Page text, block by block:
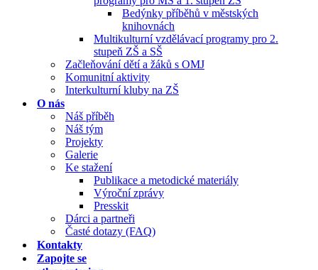
Bedýnky příběhů v městských
knihovnách
Multikulturní vzdělávací programy pro 2.
stupeň ZŠ a SŠ
Začleňování dětí a žáků s OMJ
Komunitní aktivity
Interkulturní kluby na ZŠ
O nás
Náš příběh
Náš tým
Projekty
Galerie
Ke stažení
Publikace a metodické materiály
Výroční zprávy
Presskit
Dárci a partneři
Časté dotazy (FAQ)
Kontakty
Zapojte se